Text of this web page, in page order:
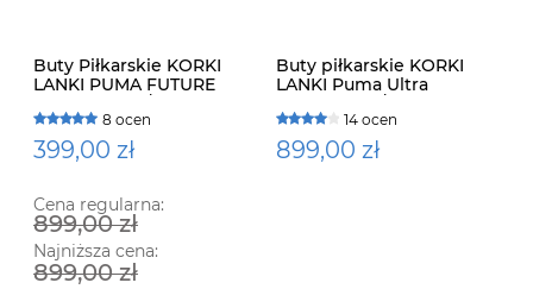
Buty Piłkarskie KORKI
LANKI PUMA FUTURE
8 ocen
399,00 zł
Cena regularna:
899,00 zł
Najniższa cena:
899,00 zł
Buty piłkarskie KORKI
LANKI Puma Ultra
14 ocen
899,00 zł